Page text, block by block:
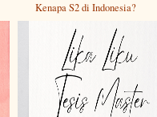
Kenapa S2 di Indonesia?